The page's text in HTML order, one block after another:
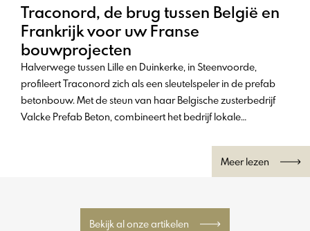
Traconord, de brug tussen België en
Frankrijk voor uw Franse
bouwprojecten
Halverwege tussen Lille en Duinkerke, in Steenvoorde,
profileert Traconord zich als een sleutelspeler in de prefab
betonbouw. Met de steun van haar Belgische zusterbedrijf
Valcke Prefab Beton, combineert het bedrijf lokale
de Franse markt te ondersteunen. Een dubbele expertise die
Meer lezen
Bekijk al onze artikelen